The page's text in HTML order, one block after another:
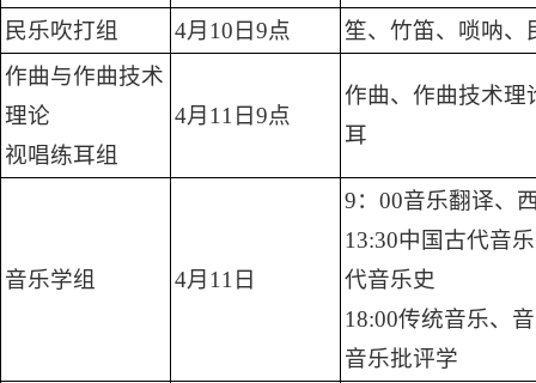
民乐吹打组
4月10日9点
笙、竹笛、唢呐、
作曲与作曲技术
理论
视唱练耳组
4月11日9点
作曲、作曲技术理
耳
音乐学组 4月11日
9：00音乐翻译、
13:30中国古代音
代音乐史
18:00传统音乐、
音乐批评学